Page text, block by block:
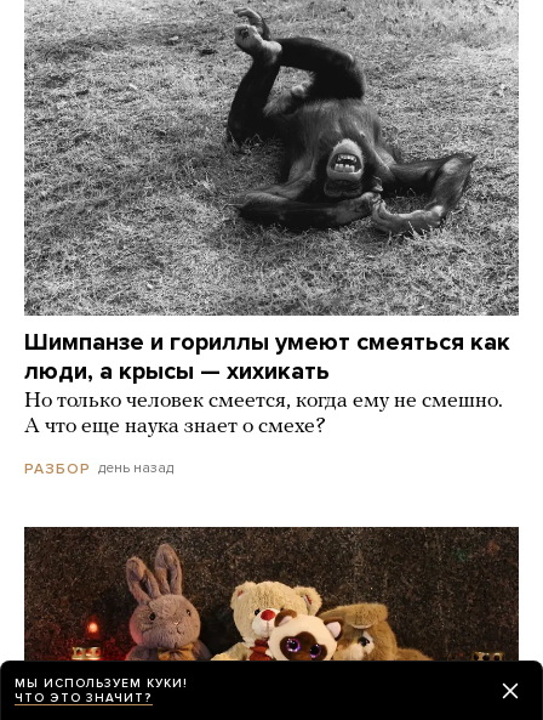
Шимпанзе и гориллы умеют смеяться как
люди, а крысы — хихикать
Но только человек смеется, когда ему не смешно.
А что еще наука знает о смехе?
РАЗБОР день назад
МЫ ИСПОЛЬЗУЕМ КУКИ!
ЧТО ЭТО ЗНАЧИТ?